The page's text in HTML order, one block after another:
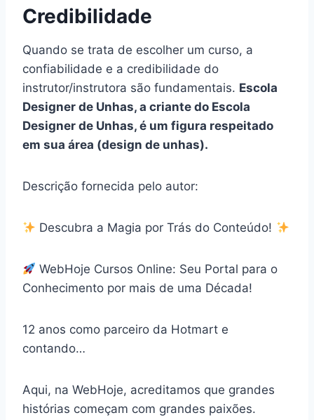
Credibilidade
Quando se trata de escolher um curso, a
confiabilidade e a credibilidade do
instrutor/instrutora são fundamentais. Escola
Designer de Unhas, a criante do Escola
Designer de Unhas, é um figura respeitado
em sua área (design de unhas).
Descrição fornecida pelo autor:
Descubra a Magia por Trás do Conteúdo!
WebHoje Cursos Online: Seu Portal para o
Conhecimento por mais de uma Década!
12 anos como parceiro da Hotmart e
contando…
Aqui, na WebHoje, acreditamos que grandes
histórias começam com grandes paixões.